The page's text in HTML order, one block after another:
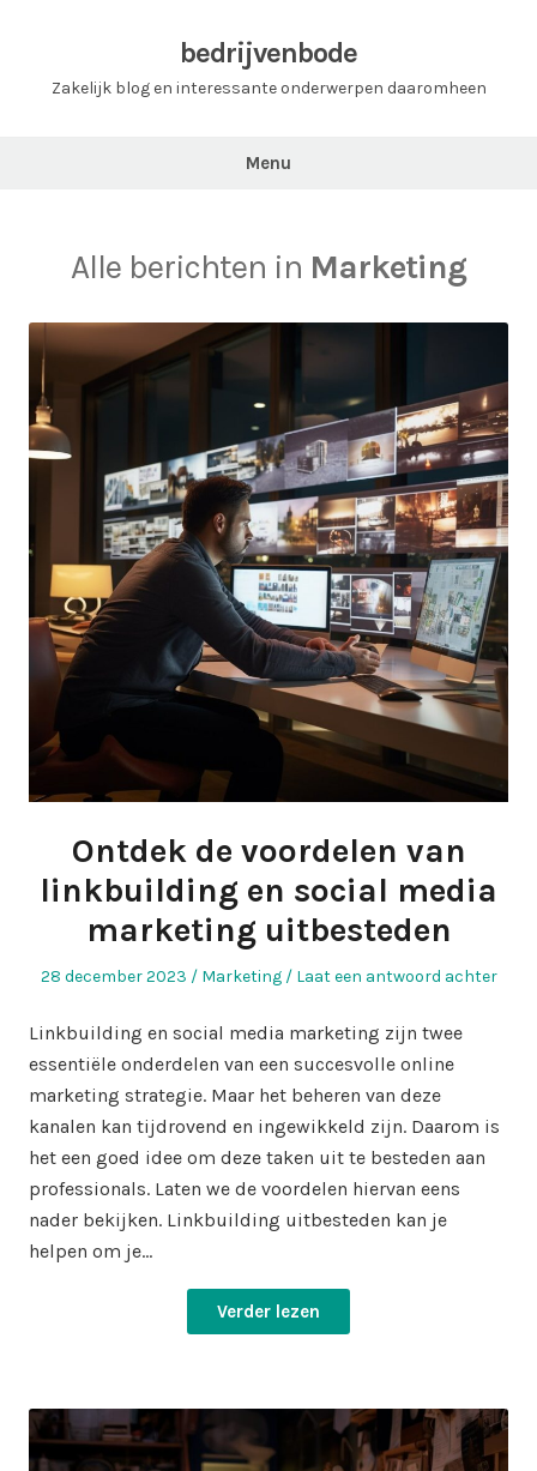
bedrijvenbode
Zakelijk blog en interessante onderwerpen daaromheen
Menu
Alle berichten in Marketing
Ontdek de voordelen van
linkbuilding en social media
marketing uitbesteden
Geplaatst
28 december 2023
Geplaatst
Marketing Laat een antwoord achter
Linkbuilding en social media marketing zijn twee
essentiële onderdelen van een succesvolle online
marketing strategie. Maar het beheren van deze
kanalen kan tijdrovend en ingewikkeld zijn. Daarom is
het een goed idee om deze taken uit te besteden aan
professionals. Laten we de voordelen hiervan eens
nader bekijken. Linkbuilding uitbesteden kan je
helpen om je…
Verder lezen